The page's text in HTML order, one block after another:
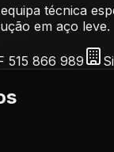
técnica
em aço leve.
515 866 989